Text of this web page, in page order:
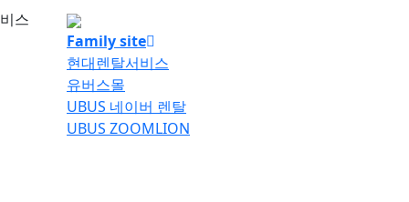
스
Family site
현대렌탈서비스
유버스몰
UBUS 네이버 렌탈
UBUS ZOOMLION